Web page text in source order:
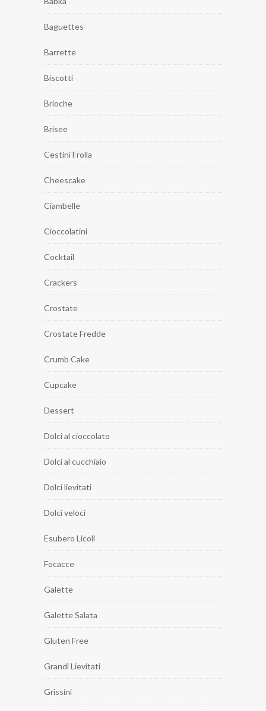
Baguettes
Barrette
Biscotti
Brioche
Brisee
Cestini Frolla
Cheescake
Ciambelle
Cioccolatini
Cocktail
Crackers
Crostate
Crostate Fredde
Crumb Cake
Cupcake
Dessert
Dolci al cioccolato
Dolci al cucchiaio
Dolci lievitati
Dolci veloci
Esubero Licoli
Focacce
Galette
Galette Salata
Gluten Free
Grandi Lievitati
Grissini